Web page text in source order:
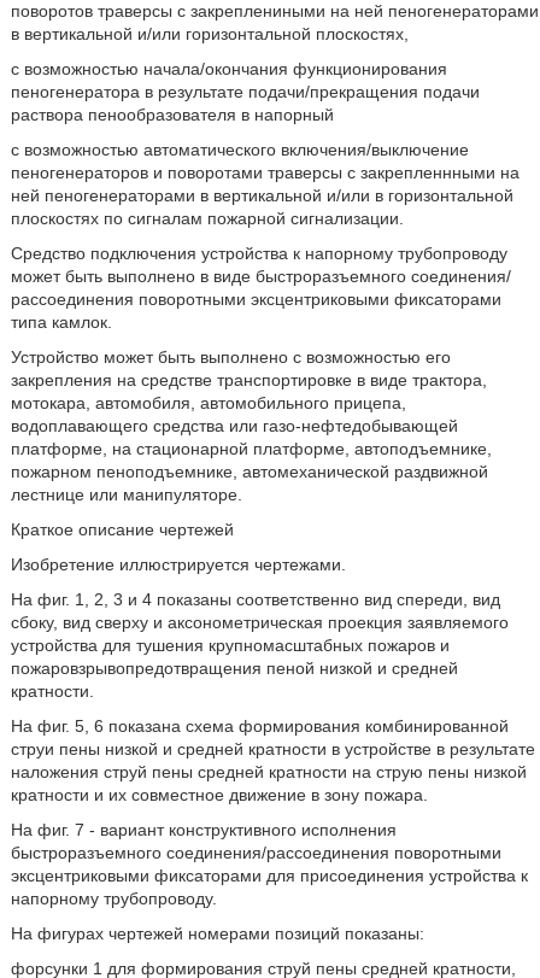
поворотов траверсы с закреплениными на ней пеногенераторами
в вертикальной и/или горизонтальной плоскостях,
с возможностью начала/окончания функционирования
пеногенератора в результате подачи/прекращения подачи
раствора пенообразователя в напорный
с возможностью автоматического включения/выключение
пеногенераторов и поворотами траверсы с закрепленнными на
ней пеногенераторами в вертикальной и/или в горизонтальной
плоскостях по сигналам пожарной сигнализации.
Средство подключения устройства к напорному трубопроводу
может быть выполнено в виде быстроразъемного соединения/
рассоединения поворотными эксцентриковыми фиксаторами
типа камлок.
Устройство может быть выполнено с возможностью его
закрепления на средстве транспортировке в виде трактора,
мотокара, автомобиля, автомобильного прицепа,
водоплавающего средства или газо-нефтедобывающей
платформе, на стационарной платформе, автоподъемнике,
пожарном пеноподъемнике, автомеханической раздвижной
лестнице или манипуляторе.
Краткое описание чертежей
Изобретение иллюстрируется чертежами.
На фиг. 1, 2, 3 и 4 показаны соответственно вид спереди, вид
сбоку, вид сверху и аксонометрическая проекция заявляемого
устройства для тушения крупномасштабных пожаров и
пожаровзрывопредотвращения пеной низкой и средней
кратности.
На фиг. 5, 6 показана схема формирования комбинированной
струи пены низкой и средней кратности в устройстве в результате
наложения струй пены средней кратности на струю пены низкой
кратности и их совместное движение в зону пожара.
На фиг. 7 - вариант конструктивного исполнения
быстроразъемного соединения/рассоединения поворотными
эксцентриковыми фиксаторами для присоединения устройства к
напорному трубопроводу.
На фигурах чертежей номерами позиций показаны:
форсунки 1 для формирования струй пены средней кратности,